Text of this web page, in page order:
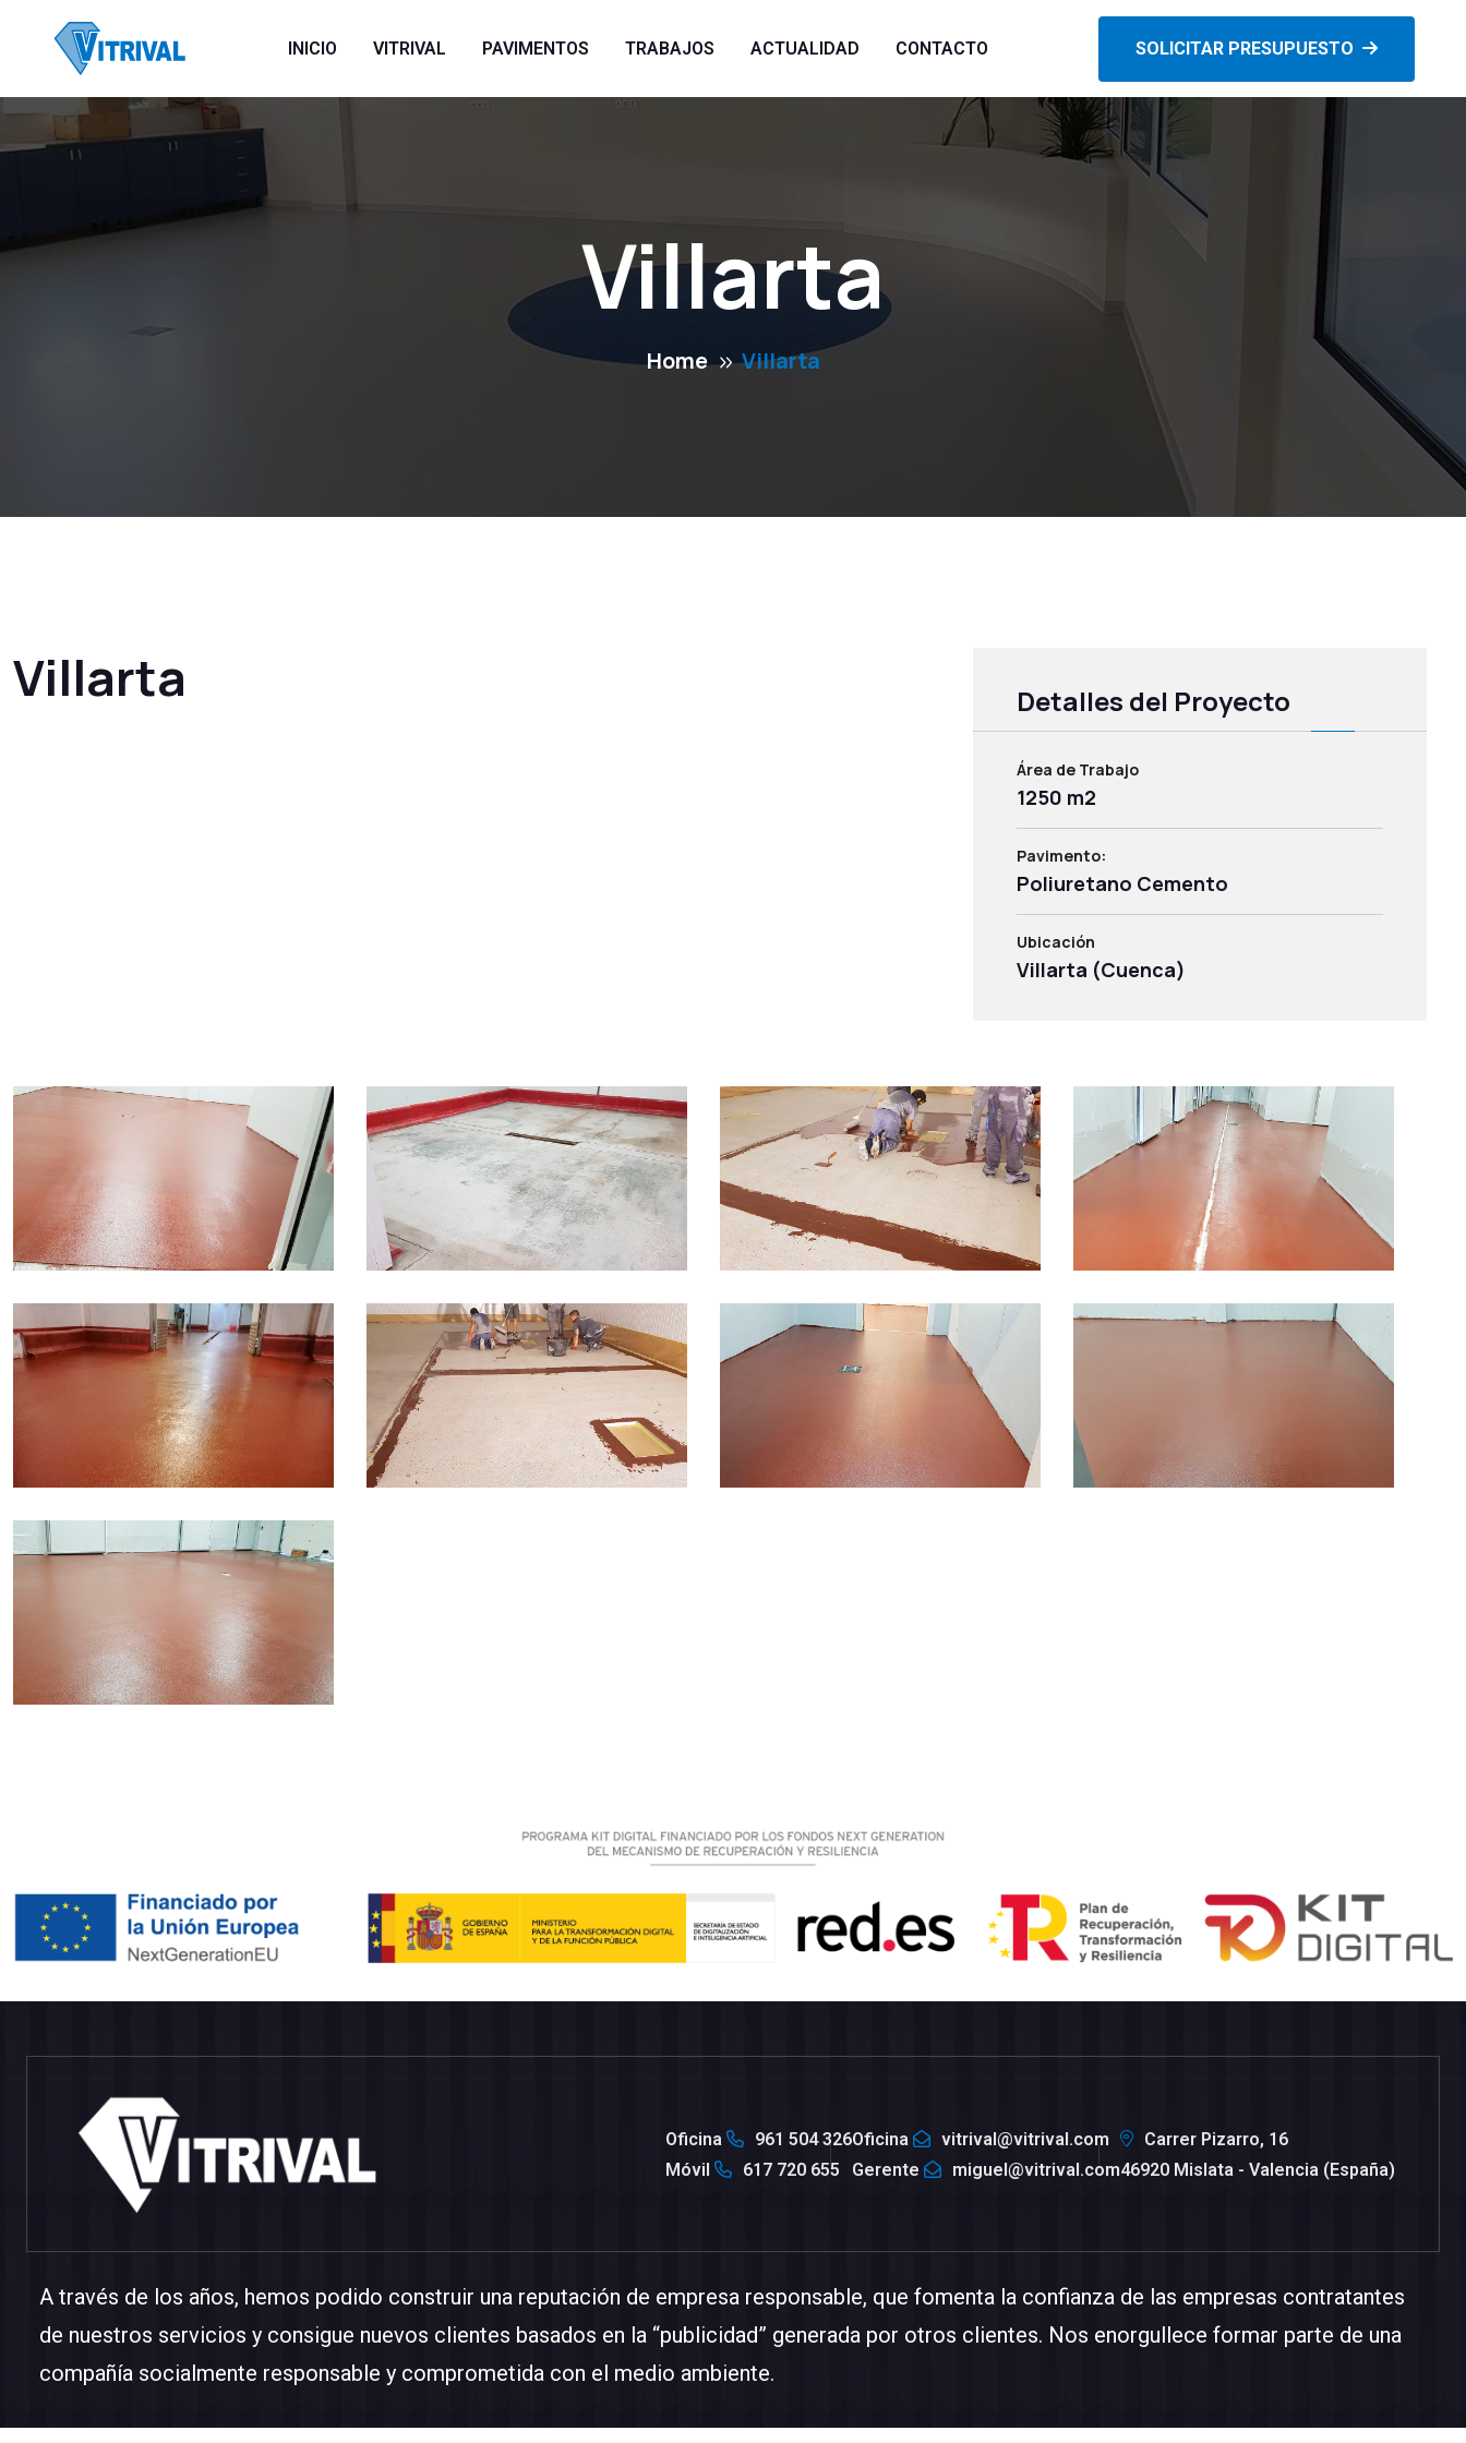
INICIO VITRIVAL PAVIMENTOS TRABAJOS ACTUALIDAD CONTACTO SOLICITAR PRESUPUESTO
Villarta
Home Villarta
Villarta Detalles del Proyecto
Área de Trabajo
1250 m2
Pavimento:
Poliuretano Cemento
Ubicación
Villarta (Cuenca)
Oficina
961 504 326
Móvil
617 720 655
Oficina
vitrival@vitrival.com
Gerente
miguel@vitrival.com
Carrer Pizarro, 16
46920 Mislata - Valencia (España)
A través de los años, hemos podido construir una reputación de empresa responsable, que fomenta la confianza de las empresas contratantes
de nuestros servicios y consigue nuevos clientes basados en la “publicidad” generada por otros clientes. Nos enorgullece formar parte de una
compañía socialmente responsable y comprometida con el medio ambiente.